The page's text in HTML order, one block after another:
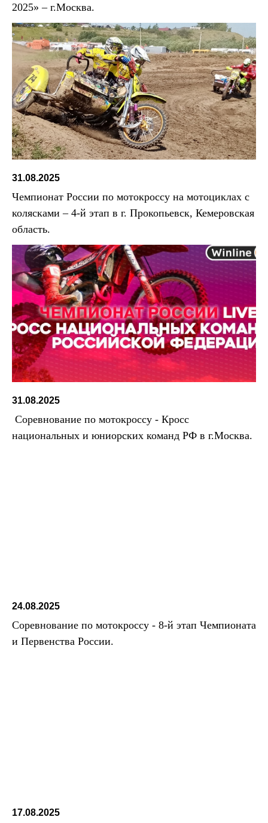
2025» – г.Москва.
31.08.2025
Чемпионат России по мотокроссу на мотоциклах с
колясками – 4-й этап в г. Прокопьевск, Кемеровская
область.
31.08.2025
Соревнование по мотокроссу - Кросс
национальных и юниорских команд РФ в г.Москва.
24.08.2025
Соревнование по мотокроссу - 8-й этап Чемпионата
и Первенства России.
17.08.2025